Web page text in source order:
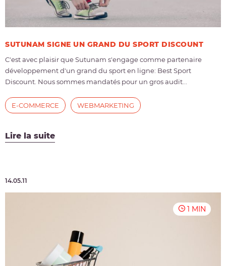
SUTUNAM SIGNE UN GRAND DU SPORT DISCOUNT
C'est avec plaisir que Sutunam s'engage comme partenaire
développement d'un grand du sport en ligne: Best Sport
Discount. Nous sommes mandatés pour un gros audit...
Lire la suite
E-COMMERCE WEBMARKETING
14.05.11
1 MIN